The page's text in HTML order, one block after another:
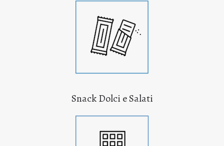
Snack Dolci e Salati